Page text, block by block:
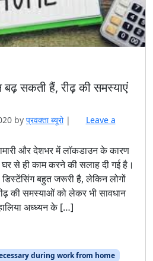
बढ़ सकती हैं, रीढ़ की समस्याएं
by प्रवक्‍ता ब्यूरो |
Leave a
और देशभर में लॉकडाउन के कारण
से ही काम करने की सलाह दी गई है।
बहुत जरूरी है, लेकिन लोगों
की समस्याओं को लेकर भी सावधान
अध्ध्यन के […]
during work from home